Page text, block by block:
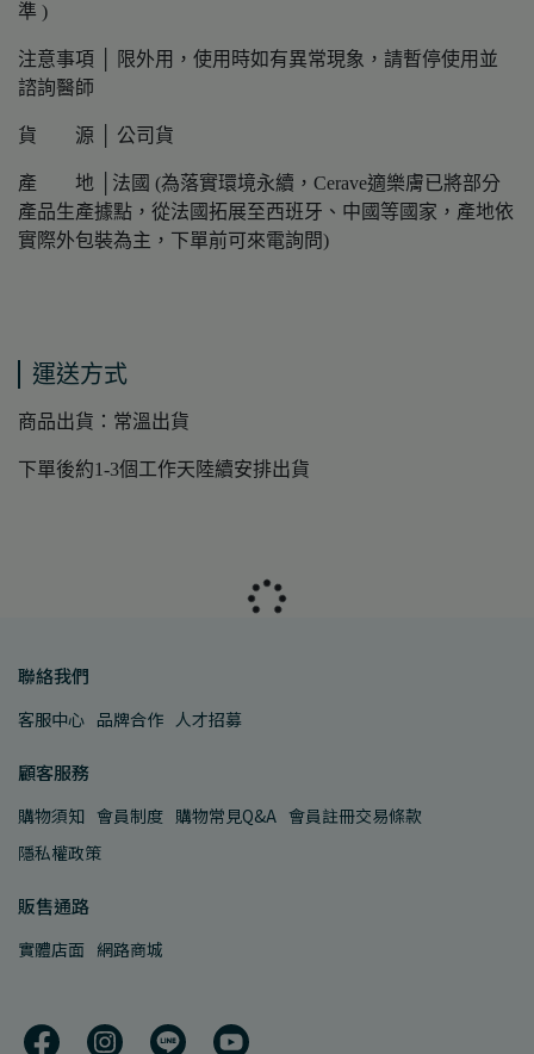
準 )
注意事項 │ 限外用，使用時如有異常現象，請暫停使用並
諮詢醫師
貨 源 │ 公司貨
產 地 │法國 (為落實環境永續，Cerave適樂膚已將部分
產品生產據點，從法國拓展至西班牙、中國等國家，產地依
實際外包裝為主，下單前可來電詢問)
運送方式
商品出貨：常溫出貨
下單後約1-3個工作天陸續安排出貨
聯絡我們
客服中心 品牌合作 人才招募
顧客服務
購物須知 會員制度 購物常見Q&A 會員註冊交易條款
隱私權政策
販售通路
實體店面 網路商城